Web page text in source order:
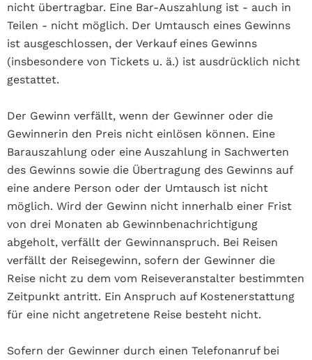
nicht übertragbar. Eine Bar-Auszahlung ist - auch in
Teilen - nicht möglich. Der Umtausch eines Gewinns
ist ausgeschlossen, der Verkauf eines Gewinns
(insbesondere von Tickets u. ä.) ist ausdrücklich nicht
gestattet.
Der Gewinn verfällt, wenn der Gewinner oder die
Gewinnerin den Preis nicht einlösen können. Eine
Barauszahlung oder eine Auszahlung in Sachwerten
des Gewinns sowie die Übertragung des Gewinns auf
eine andere Person oder der Umtausch ist nicht
möglich. Wird der Gewinn nicht innerhalb einer Frist
von drei Monaten ab Gewinnbenachrichtigung
abgeholt, verfällt der Gewinnanspruch. Bei Reisen
verfällt der Reisegewinn, sofern der Gewinner die
Reise nicht zu dem vom Reiseveranstalter bestimmten
Zeitpunkt antritt. Ein Anspruch auf Kostenerstattung
für eine nicht angetretene Reise besteht nicht.
Sofern der Gewinner durch einen Telefonanruf bei